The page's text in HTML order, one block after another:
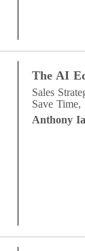
The AI
Sales
Save Time,
Anthony